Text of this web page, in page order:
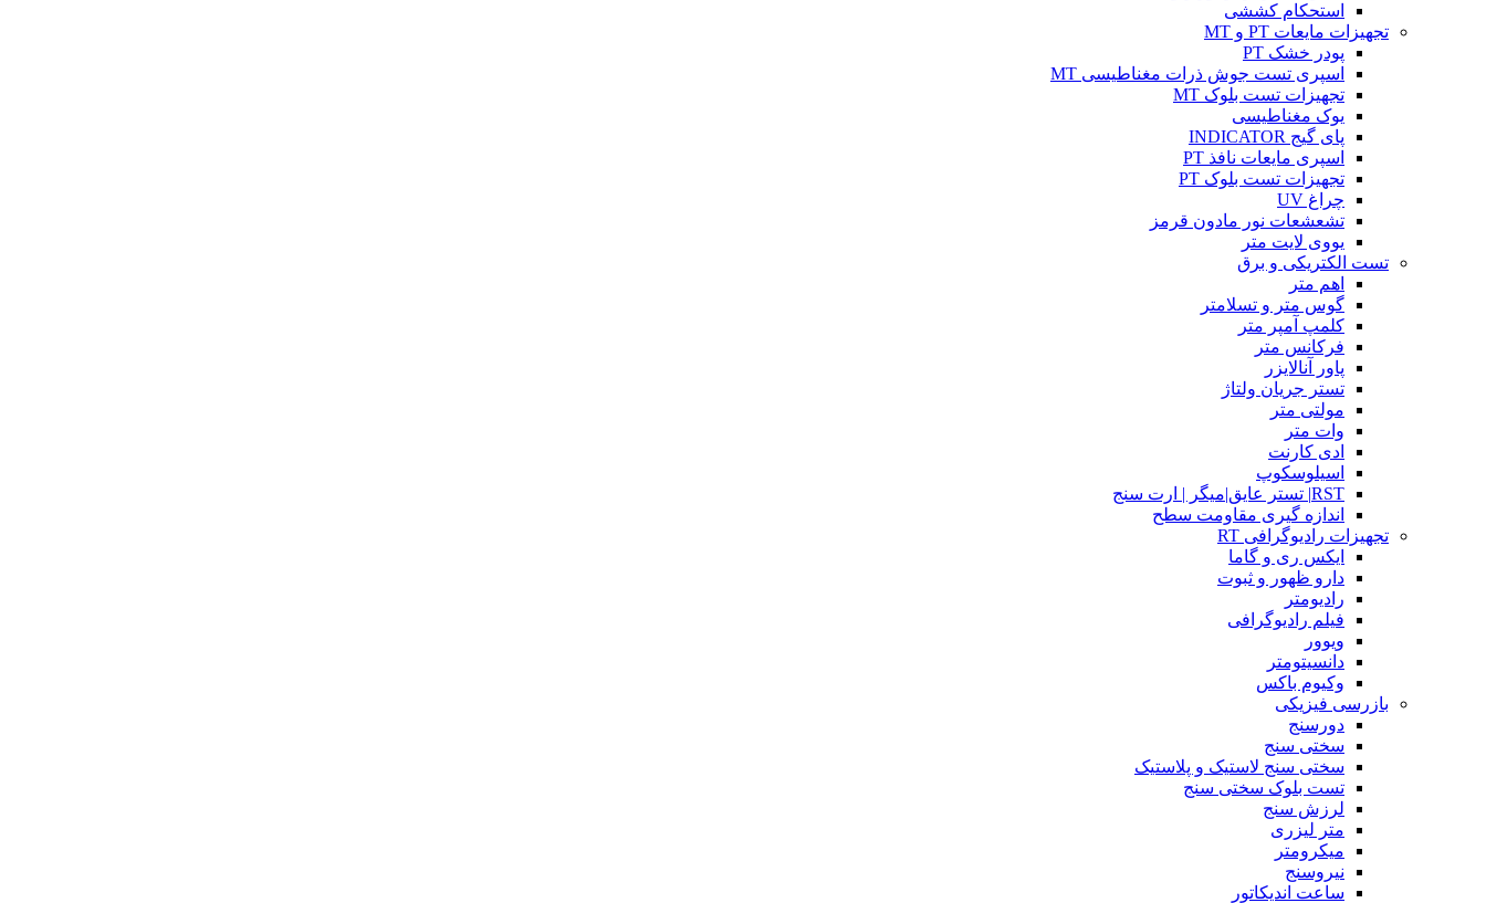
استحکام کششی
تجهیزات مایعات PT و MT
پودر خشک PT
اسپری تست جوش ذرات مغناطیسی MT
تجهیزات تست بلوک MT
یوک مغناطیسی
پای گیج INDICATOR
اسپری مایعات نافذ PT
تجهیزات تست بلوک PT
چراغ UV
تشعشعات نور مادون قرمز
یووی لایت متر
تست الکتریکی و برق
اهم متر
گوس متر و تسلامتر
کلمپ آمپر متر
فرکانس متر
پاور آنالایزر
تستر جریان ولتاژ
مولتی متر
وات متر
ادی کارنت
اسیلوسکوپ
RST| تستر عایق|میگر | ارت سنج
اندازه گیری مقاومت سطح
تجهیزات رادیوگرافی RT
ایکس ری و گاما
دارو ظهور و ثبوت
رادیومتر
فیلم رادیوگرافی
ویوور
دانسیتومتر
وکیوم باکس
بازرسی فیزیکی
دورسنج
سختی سنج
سختی سنج لاستیک و پلاستیک
تست بلوک سختی سنج
لرزش سنج
متر لیزری
میکرومتر
نیروسنج
ساعت اندیکاتور